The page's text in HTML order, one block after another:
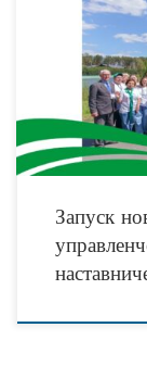
Дорогие друзья! В
Республики
компетенций Школы
Запуск